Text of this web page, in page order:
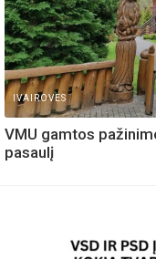
IVAIROVES
VMU gamtos
pasaulį